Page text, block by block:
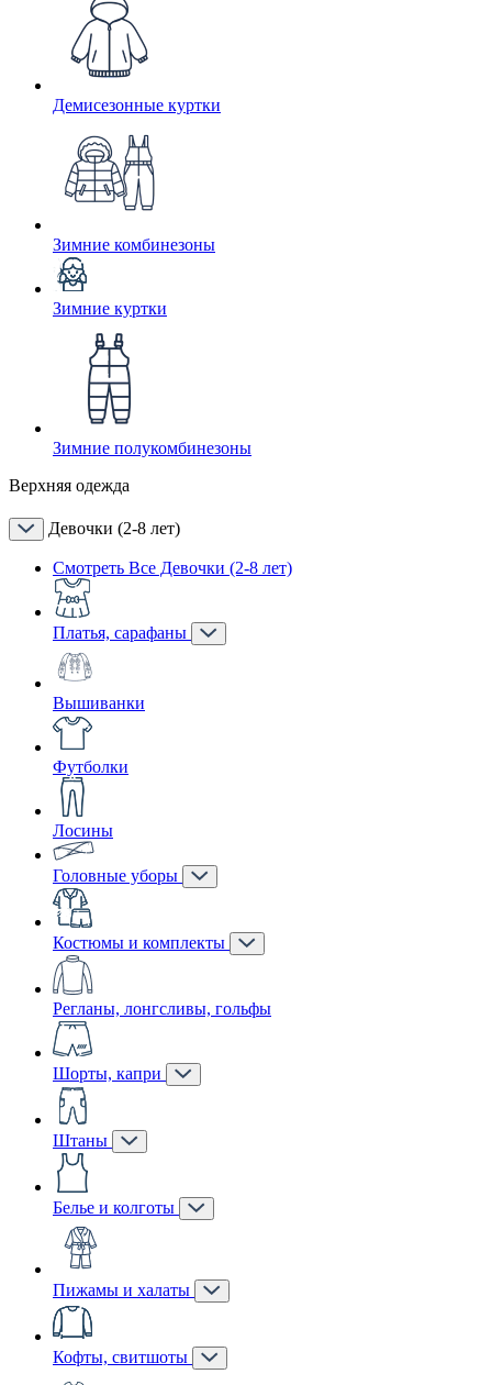
Демисезонные куртки
Зимние комбинезоны
Зимние куртки
Зимние полукомбинезоны
Верхняя одежда
Девочки (2-8 лет)
Смотреть Все Девочки (2-8 лет)
Платья, сарафаны
Вышиванки
Футболки
Лосины
Головные уборы
Костюмы и комплекты
Регланы, лонгсливы, гольфы
Шорты, капри
Штаны
Белье и колготы
Пижамы и халаты
Кофты, свитшоты